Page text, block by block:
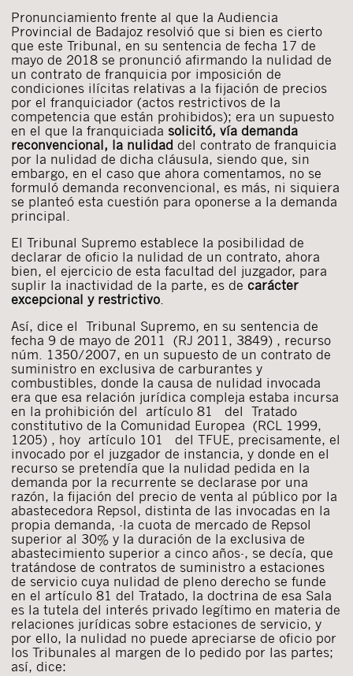
Pronunciamiento frente al que la Audiencia
Provincial de Badajoz resolvió que si bien es cierto
que este Tribunal, en su sentencia de fecha 17 de
mayo de 2018 se pronunció afirmando la nulidad de
un contrato de franquicia por imposición de
condiciones ilícitas relativas a la fijación de precios
por el franquiciador (actos restrictivos de la
competencia que están prohibidos); era un supuesto
en el que la franquiciada solicitó, vía demanda
reconvencional, la nulidad del contrato de franquicia
por la nulidad de dicha cláusula, siendo que, sin
embargo, en el caso que ahora comentamos, no se
formuló demanda reconvencional, es más, ni siquiera
se planteó esta cuestión para oponerse a la demanda
principal.
El Tribunal Supremo establece la posibilidad de
declarar de oficio la nulidad de un contrato, ahora
bien, el ejercicio de esta facultad del juzgador, para
suplir la inactividad de la parte, es de carácter
excepcional y restrictivo.
Así, dice el Tribunal Supremo, en su sentencia de
fecha 9 de mayo de 2011 (RJ 2011, 3849) , recurso
núm. 1350/2007, en un supuesto de un contrato de
suministro en exclusiva de carburantes y
combustibles, donde la causa de nulidad invocada
era que esa relación jurídica compleja estaba incursa
en la prohibición del artículo 81 del Tratado
constitutivo de la Comunidad Europea (RCL 1999,
1205) , hoy artículo 101 del TFUE, precisamente, el
invocado por el juzgador de instancia, y donde en el
recurso se pretendía que la nulidad pedida en la
demanda por la recurrente se declarase por una
razón, la fijación del precio de venta al público por la
abastecedora Repsol, distinta de las invocadas en la
propia demanda, -la cuota de mercado de Repsol
superior al 30% y la duración de la exclusiva de
abastecimiento superior a cinco años-, se decía, que
tratándose de contratos de suministro a estaciones
de servicio cuya nulidad de pleno derecho se funde
en el artículo 81 del Tratado, la doctrina de esa Sala
es la tutela del interés privado legítimo en materia de
relaciones jurídicas sobre estaciones de servicio, y
por ello, la nulidad no puede apreciarse de oficio por
los Tribunales al margen de lo pedido por las partes;
así, dice: